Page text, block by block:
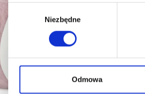
zgody
Niezbędne
Odmowa